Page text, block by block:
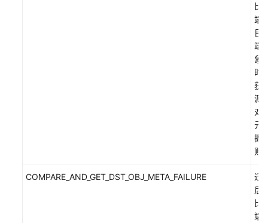
比
端
目
端
象
时
获
源
对
元
据
败
COMPARE_AND_GET_DST_OBJ_META_FAILURE
迁
后
比
端